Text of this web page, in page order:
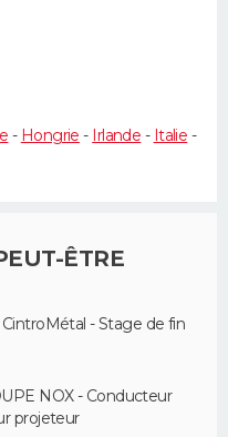
- Hongrie - Irlande - Italie -
ÊTRE
- Stage de fin
NOX - Conducteur
projeteur